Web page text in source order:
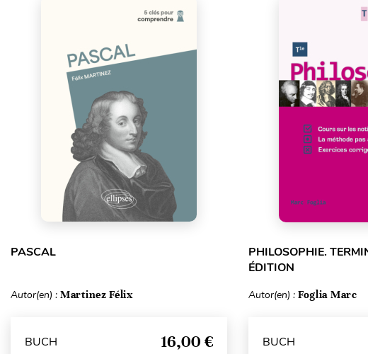
PASCAL
Autor(en) : Martinez Félix
BUCH 16,00 €
PHILOSOPHIE.
ÉDITION
Autor(en) : Foglia Marc
BUCH